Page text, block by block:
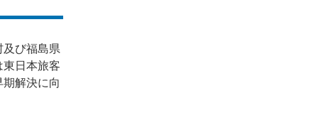
び福島県
日本旅客
解決に向